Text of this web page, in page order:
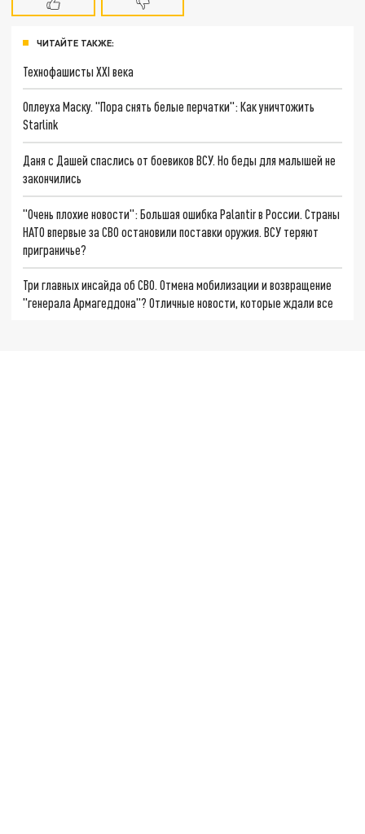
ЧИТАЙТЕ ТАКЖЕ:
Технофашисты XXI века
Оплеуха Маску. "Пора снять белые перчатки": Как уничтожить
Starlink
Даня с Дашей спаслись от боевиков ВСУ. Но беды для малышей не
закончились
"Очень плохие новости": Большая ошибка Palantir в России. Страны
НАТО впервые за СВО остановили поставки оружия. ВСУ теряют
приграничье?
Три главных инсайда об СВО. Отмена мобилизации и возвращение
"генерала Армагеддона"? Отличные новости, которые ждали все